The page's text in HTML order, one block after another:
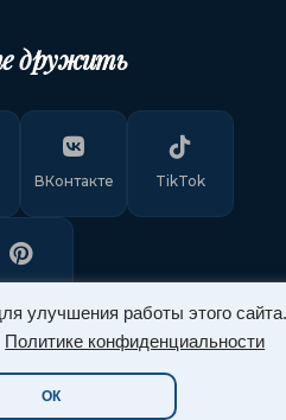
улучшения работы этого сайта.
Политике конфиденциальности
ОК
дружить
ВКонтакте TikTok